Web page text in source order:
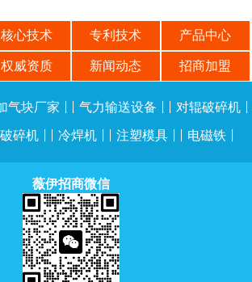
核心技术 专利技术 产品中心
权威资质 新闻动态 招商加盟
气块厂家 气力输送设备 对辊破碎机
碎机 冷焊机 注塑模具 电磁铁
薇伊招商微信